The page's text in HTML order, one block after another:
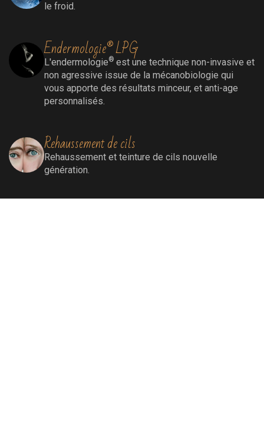
le froid.
Endermologie® LPG
L'endermologie® est une technique non-invasive et
non agressive issue de la mécanobiologie qui
vous apporte des résultats minceur, et anti-age
personnalisés.
Rehaussement de cils
Rehaussement et teinture de cils nouvelle
génération.